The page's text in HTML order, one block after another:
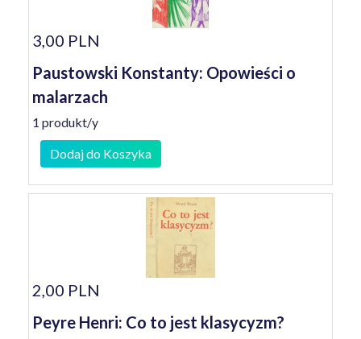
3,00 PLN
Paustowski Konstanty: Opowieści o
malarzach
1 produkt/y
Dodaj do Koszyka
2,00 PLN
Peyre Henri: Co to jest klasycyzm?